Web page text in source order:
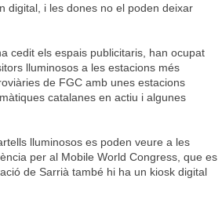
digital, i les dones no el poden deixar
cedit els espais publicitaris, han ocupat
lluminosos a les estacions més
de FGC amb unes estacions
catalanes en actiu i algunes
lluminosos es poden veure a les
per al Mobile World Congress, que es
de Sarrià també hi ha un kiosk digital